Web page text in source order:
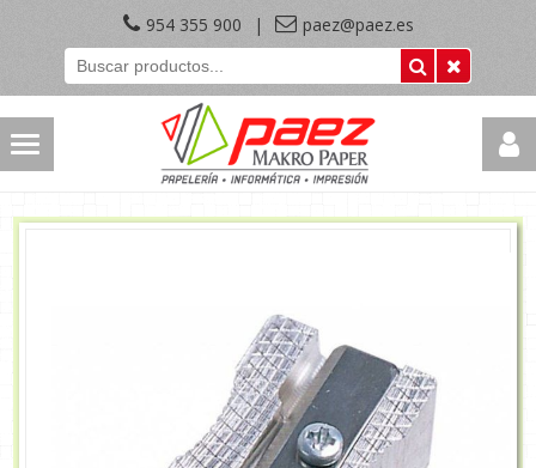
954 355 900 | paez@paez.es